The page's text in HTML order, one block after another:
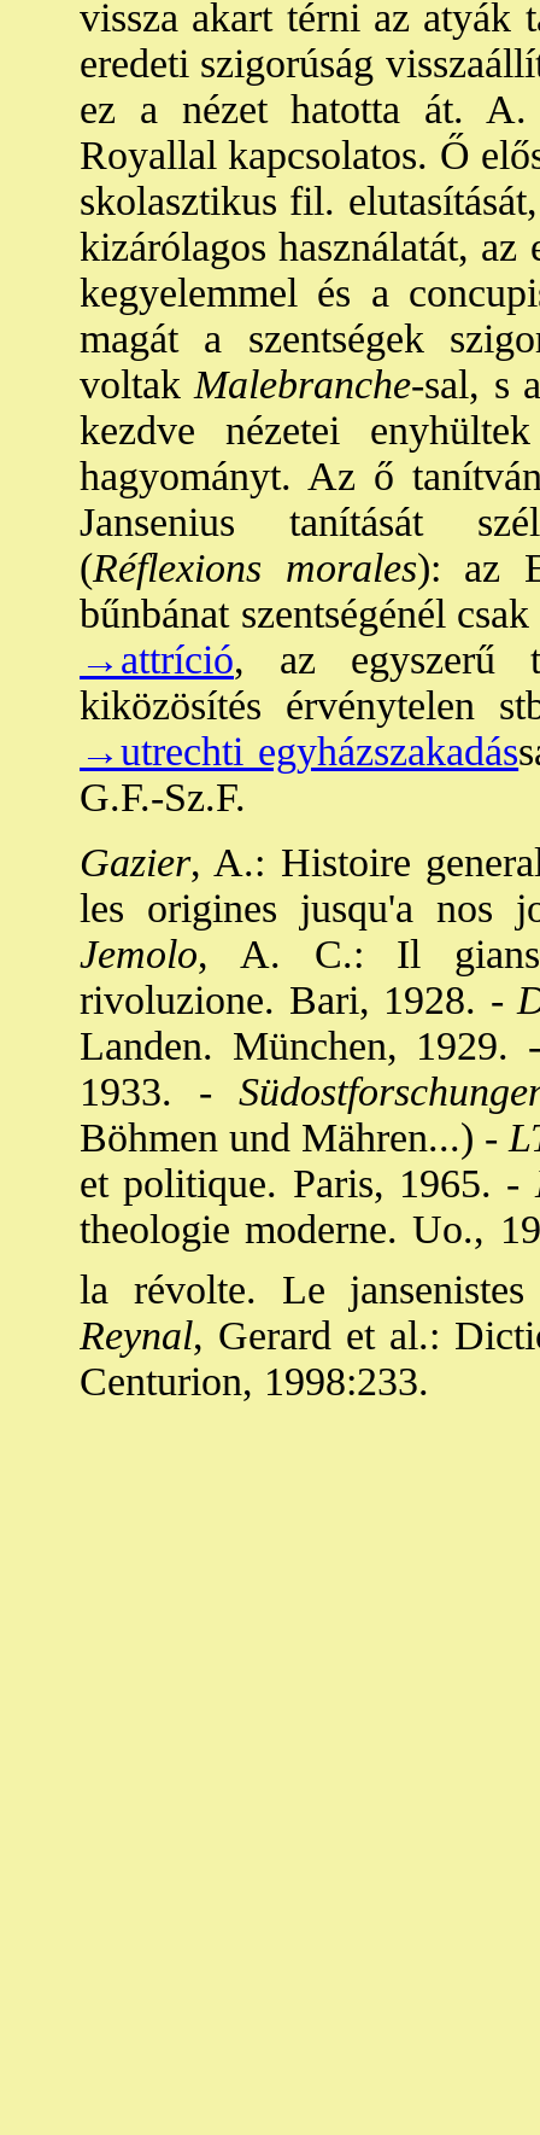
vissza akart térni az atyák
eredeti szigorúság
ez a nézet hatotta át. A.
Royallal kapcsolatos. Ő
skolasztikus fil.
kizárólagos használatát, az
kegyelemmel és a
magát a szentségek
voltak Malebranche-sal, s
kezdve nézetei
hagyományt. Az ő
Jansenius tanítását
(Réflexions morales): az
bűnbánat szentségénél
→attríció, az egyszerű
kiközösítés érvénytelen
→utrechti egyházszakadás
G.F.-Sz.F.
Gazier, A.: Histoire
les origines jusqu'a nos
Jemolo, A. C.: Il
rivoluzione. Bari, 1928. -
Landen. München, 1929. -
1933. -
Böhmen und Mähren...) -
et politique. Paris, 1965. -
theologie moderne. Uo.,
la révolte. Le
Reynal, Gerard et al.:
Centurion, 1998:233.